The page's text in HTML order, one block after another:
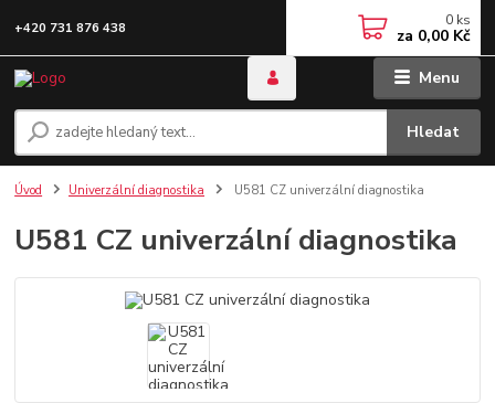
Menu
Hledat
+420 731 876 438 0 ks
za 0,00 Kč
Úvod Univerzální diagnostika U581 CZ univerzální diagnostika
U581 CZ univerzální diagnostika